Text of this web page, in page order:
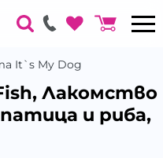
It`s My Dog
Лакомство
и риба,